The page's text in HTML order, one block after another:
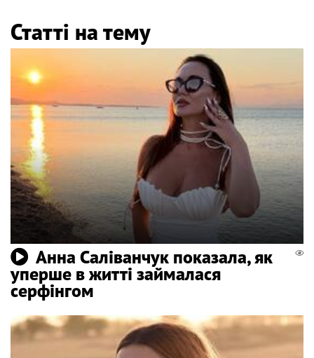
Статті на тему
Анна Саліванчук показала, як
уперше в житті займалася
серфінгом